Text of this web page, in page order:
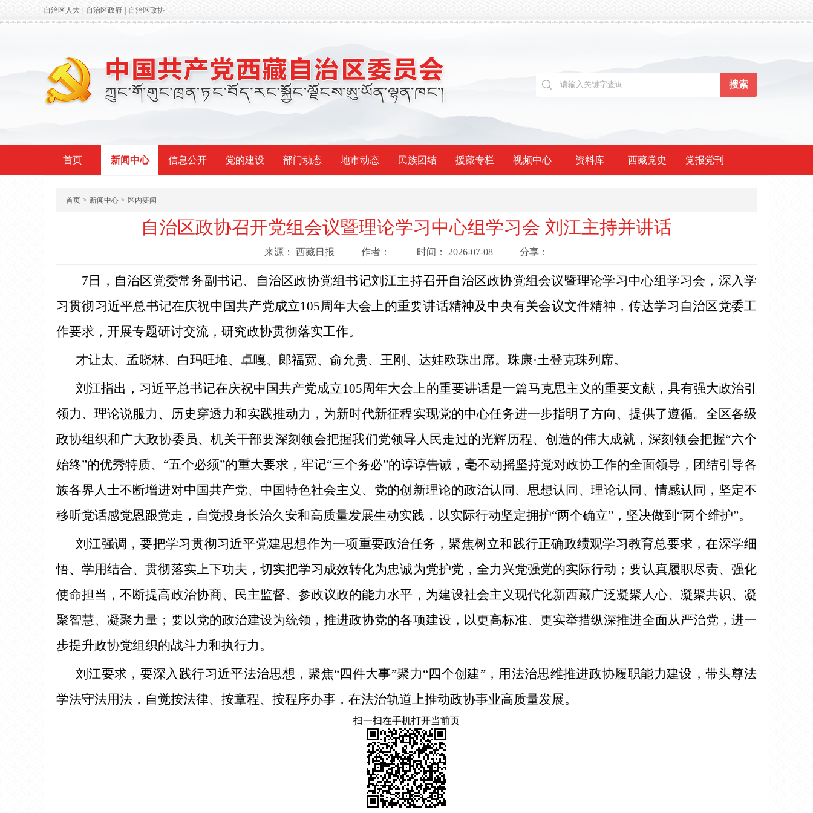
自治区人大 自治区政府 自治区政协
首页 新闻中心 信息公开 党的建设 部门动态 地市动态 民族团结 援藏专栏 视频中心 资料库 西藏党史 党报党刊
首页 > 新闻中心 > 区内要闻
自治区政协召开党组会议暨理论学习中心组学习会 刘江主持并讲话
来源： 西藏日报 作者： 时间： 2026-07-08 分享：
7日，自治区党委常务副书记、自治区政协党组书记刘江主持召开自治区政协党组会议暨理论学习中心组学习会，深入学
习贯彻习近平总书记在庆祝中国共产党成立105周年大会上的重要讲话精神及中央有关会议文件精神，传达学习自治区党委工
作要求，开展专题研讨交流，研究政协贯彻落实工作。
才让太、孟晓林、白玛旺堆、卓嘎、郎福宽、俞允贵、王刚、达娃欧珠出席。珠康·土登克珠列席。
刘江指出，习近平总书记在庆祝中国共产党成立105周年大会上的重要讲话是一篇马克思主义的重要文献，具有强大政治引
领力、理论说服力、历史穿透力和实践推动力，为新时代新征程实现党的中心任务进一步指明了方向、提供了遵循。全区各级
政协组织和广大政协委员、机关干部要深刻领会把握我们党领导人民走过的光辉历程、创造的伟大成就，深刻领会把握“六个
始终”的优秀特质、“五个必须”的重大要求，牢记“三个务必”的谆谆告诫，毫不动摇坚持党对政协工作的全面领导，团结引导各
族各界人士不断增进对中国共产党、中国特色社会主义、党的创新理论的政治认同、思想认同、理论认同、情感认同，坚定不
移听党话感党恩跟党走，自觉投身长治久安和高质量发展生动实践，以实际行动坚定拥护“两个确立”，坚决做到“两个维护”。
刘江强调，要把学习贯彻习近平党建思想作为一项重要政治任务，聚焦树立和践行正确政绩观学习教育总要求，在深学细
悟、学用结合、贯彻落实上下功夫，切实把学习成效转化为忠诚为党护党，全力兴党强党的实际行动；要认真履职尽责、强化
使命担当，不断提高政治协商、民主监督、参政议政的能力水平，为建设社会主义现代化新西藏广泛凝聚人心、凝聚共识、凝
聚智慧、凝聚力量；要以党的政治建设为统领，推进政协党的各项建设，以更高标准、更实举措纵深推进全面从严治党，进一
步提升政协党组织的战斗力和执行力。
刘江要求，要深入践行习近平法治思想，聚焦“四件大事”聚力“四个创建”，用法治思维推进政协履职能力建设，带头尊法
学法守法用法，自觉按法律、按章程、按程序办事，在法治轨道上推动政协事业高质量发展。
扫一扫在手机打开当前页